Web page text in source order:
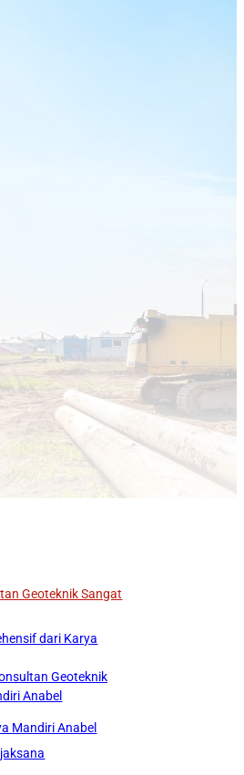
Geoteknik Sangat
dari Karya
Geoteknik
Anabel
Mandiri Anabel